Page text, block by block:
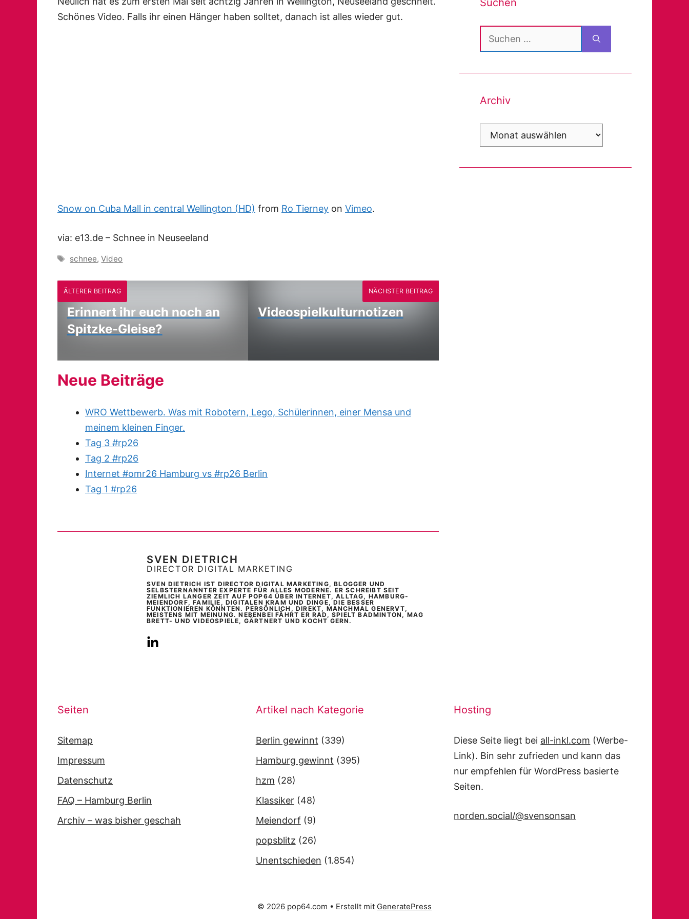
Schönes Video. Falls ihr einen Hänger haben solltet, danach ist alles wieder gut.
Snow on Cuba Mall in central Wellington (HD) from Ro Tierney on Vimeo.
via: e13.de – Schnee in Neuseeland
Schlagwörter
schnee,Video
ÄLTERER BEITRAG
Erinnert ihr euch noch an
Spitzke-Gleise?
Videospielkulturnotizen
NÄCHSTER BEITRAG
Neue Beiträge
WRO Wettbewerb. Was mit Robotern, Lego, Schülerinnen, einer Mensa und
meinem kleinen Finger.
Tag 3 #rp26
Tag 2 #rp26
Internet #omr26 Hamburg vs #rp26 Berlin
Tag 1 #rp26
SVEN DIETRICH
DIRECTOR DIGITAL MARKETING
SVEN DIETRICH IST DIRECTOR DIGITAL MARKETING, BLOGGER UND
SELBSTERNANNTER EXPERTE FÜR ALLES MODERNE. ER SCHREIBT SEIT
ZIEMLICH LANGER ZEIT AUF POP64 ÜBER INTERNET, ALLTAG, HAMBURG-
MEIENDORF, FAMILIE, DIGITALEN KRAM UND DINGE, DIE BESSER
FUNKTIONIEREN KÖNNTEN. PERSÖNLICH, DIREKT, MANCHMAL GENERVT,
MEISTENS MIT MEINUNG. NEBENBEI FÄHRT ER RAD, SPIELT BADMINTON, MAG
BRETT- UND VIDEOSPIELE, GÄRTNERT UND KOCHT GERN.
Suchen
Archiv
Archiv
Seiten
Sitemap
Impressum
Datenschutz
FAQ – Hamburg Berlin
Archiv – was bisher geschah
Artikel nach Kategorie
Berlin gewinnt (339)
Hamburg gewinnt (395)
hzm (28)
Klassiker(48)
Meiendorf (9)
popsblitz (26)
Unentschieden (1.854)
Hosting
Diese Seite liegt bei all-inkl.com (Werbe-
Link). Bin sehr zufrieden und kann das
nur empfehlen für WordPress basierte
Seiten.
norden.social/@svensonsan
© 2026 pop64.com • Erstellt mit GeneratePress